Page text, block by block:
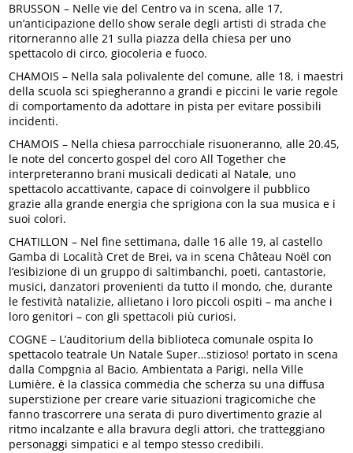
BRUSSON – Nelle vie del Centro va in scena, alle 17,
un’anticipazione dello show serale degli artisti di strada che
ritorneranno alle 21 sulla piazza della chiesa per uno
spettacolo di circo, giocoleria e fuoco.
CHAMOIS – Nella sala polivalente del comune, alle 18, i maestri
della scuola sci spiegheranno a grandi e piccini le varie regole
di comportamento da adottare in pista per evitare possibili
incidenti.
CHAMOIS – Nella chiesa parrocchiale risuoneranno, alle 20.45,
le note del concerto gospel del coro All Together che
interpreteranno brani musicali dedicati al Natale, uno
spettacolo accattivante, capace di coinvolgere il pubblico
grazie alla grande energia che sprigiona con la sua musica e i
suoi colori.
CHATILLON – Nel fine settimana, dalle 16 alle 19, al castello
Gamba di Località Cret de Brei, va in scena Château Noël con
l’esibizione di un gruppo di saltimbanchi, poeti, cantastorie,
musici, danzatori provenienti da tutto il mondo, che, durante
le festività natalizie, allietano i loro piccoli ospiti – ma anche i
loro genitori – con gli spettacoli più curiosi.
COGNE – L’auditorium della biblioteca comunale ospita lo
spettacolo teatrale Un Natale Super…stizioso! portato in scena
dalla Compgnia al Bacio. Ambientata a Parigi, nella Ville
Lumière, è la classica commedia che scherza su una diffusa
superstizione per creare varie situazioni tragicomiche che
fanno trascorrere una serata di puro divertimento grazie al
ritmo incalzante e alla bravura degli attori, che tratteggiano
personaggi simpatici e al tempo stesso credibili.